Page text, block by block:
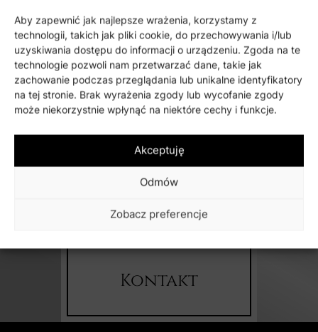
Aby zapewnić jak najlepsze wrażenia, korzystamy z
technologii, takich jak pliki cookie, do przechowywania i/lub
uzyskiwania dostępu do informacji o urządzeniu. Zgoda na te
technologie pozwoli nam przetwarzać dane, takie jak
zachowanie podczas przeglądania lub unikalne identyfikatory
na tej stronie. Brak wyrażenia zgody lub wycofanie zgody
może niekorzystnie wpłynąć na niektóre cechy i funkcje.
Akceptuję
Odmów
Zobacz preferencje
✿ Zamów kwiaty
Napędzane przez technologię
Zainteresowany?
Skontaktuj się z nami, przejdź do kontaktu
Kontakt